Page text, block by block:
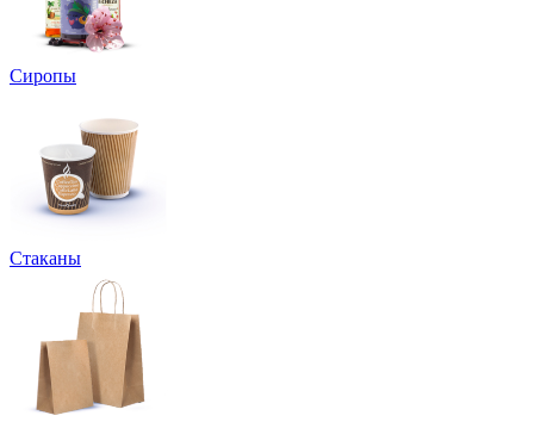
Сиропы
Стаканы